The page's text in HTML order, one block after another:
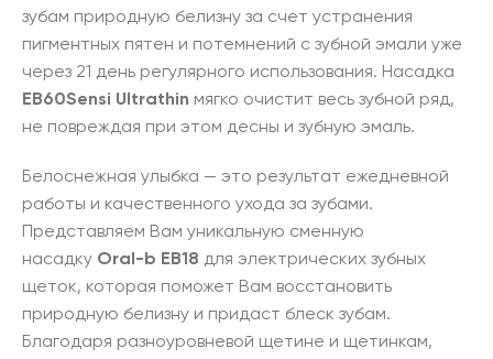
зубам природную белизну за счет устранения
пигментных пятен и потемнений с зубной эмали уже
через 21 день регулярного использования. Насадка
EB60Sensi Ultrathin мягко очистит весь зубной ряд,
не повреждая при этом десны и зубную эмаль.
Белоснежная улыбка — это результат ежедневной
работы и качественного ухода за зубами.
Представляем Вам уникальную сменную
насадку Oral-b EB18 для электрических зубных
щеток, которая поможет Вам восстановить
природную белизну и придаст блеск зубам.
Благодаря разноуровневой щетине и щетинкам,